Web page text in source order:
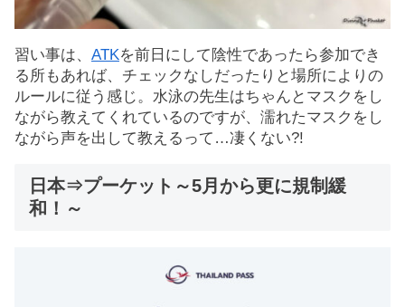
習い事は、 ATKを前日にして陰性であったら参加でき
る所もあれば、チェックなしだったりと場所によりの
ルールに従う感じ。水泳の先生はちゃんとマスクをし
ながら教えてくれているのですが、濡れたマスクをし
ながら声を出して教えるって…凄くない?!
日本⇒プーケット～5月から更に規制緩
和！～